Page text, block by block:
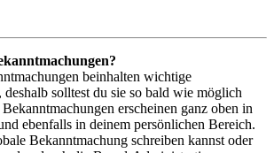
beinhalten wichtige
solltest du sie so bald wie möglich
erscheinen ganz oben in
ebenfalls in deinem persönlichen Bereich.
Bekanntmachung schreiben kannst oder